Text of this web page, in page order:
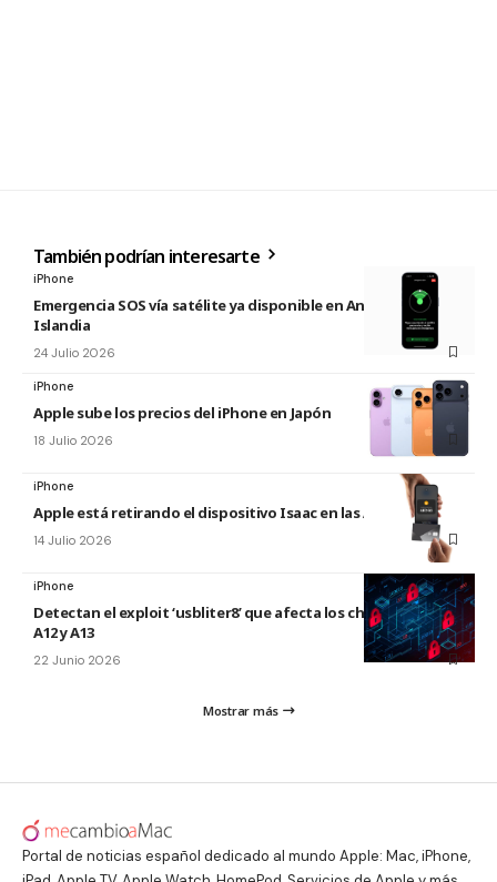
También podrían interesarte
iPhone
Emergencia SOS vía satélite ya disponible en Andorra e
Islandia
24 Julio 2026
iPhone
Apple sube los precios del iPhone en Japón
18 Julio 2026
iPhone
Apple está retirando el dispositivo Isaac en las Apple Store
14 Julio 2026
iPhone
Detectan el exploit ‘usbliter8’ que afecta los chips de Apple
A12 y A13
22 Junio 2026
Mostrar más
Portal de noticias español dedicado al mundo Apple: Mac, iPhone,